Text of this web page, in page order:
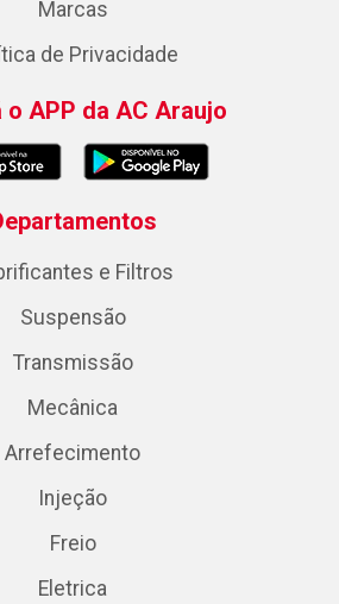
Marcas
de Privacidade
o APP da AC Araujo
e Filtros
Suspensão
Transmissão
Mecânica
Arrefecimento
Injeção
Freio
Eletrica